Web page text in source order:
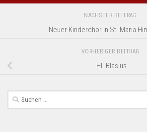
NÄCHSTER BEITRAG
Neuer Kinderchor in St. Mariä
VORHERIGER BEITRAG
Hl. Blasius
Suchen
nach: